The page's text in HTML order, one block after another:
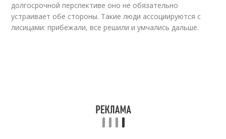
долгосрочной перспективе оно не обязательно
устраивает обе стороны. Такие люди ассоциируются с
лисицами: прибежали, все решили и умчались дальше.